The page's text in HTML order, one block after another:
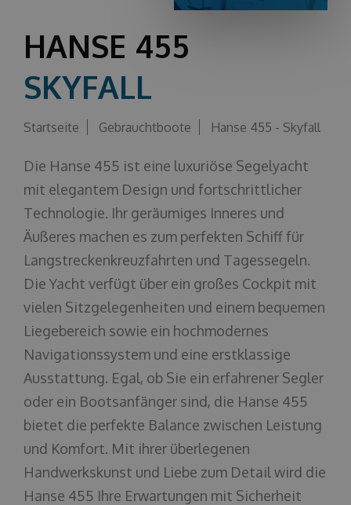
HANSE 455
SKYFALL
Startseite Gebrauchtboote Hanse 455 - Skyfall
Die Hanse 455 ist eine luxuriöse Segelyacht
mit elegantem Design und fortschrittlicher
Technologie. Ihr geräumiges Inneres und
Äußeres machen es zum perfekten Schiff für
Langstreckenkreuzfahrten und Tagessegeln.
Die Yacht verfügt über ein großes Cockpit mit
vielen Sitzgelegenheiten und einem bequemen
Liegebereich sowie ein hochmodernes
Navigationssystem und eine erstklassige
Ausstattung. Egal, ob Sie ein erfahrener Segler
oder ein Bootsanfänger sind, die Hanse 455
bietet die perfekte Balance zwischen Leistung
und Komfort. Mit ihrer überlegenen
Handwerkskunst und Liebe zum Detail wird die
Hanse 455 Ihre Erwartungen mit Sicherheit